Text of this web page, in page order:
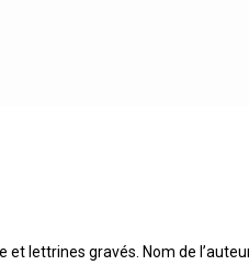
et lettrines gravés. Nom de